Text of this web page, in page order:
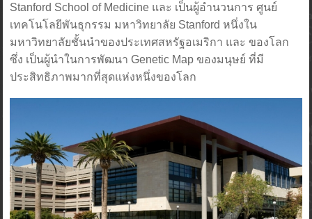
Stanford School of Medicine และ เป็นผู้อำนวนการ ศูนย์
เทคโนโลยีพันธุกรรม มหาวิทยาลัย Stanford หนึ่งใน
มหาวิทยาลัยชั้นนำของประเทศสหรัฐอเมริกา และ ของโลก
ซึ่ง เป็นผู้นำในการพัฒนา Genetic Map ของมนุษย์ ที่มี
ประสิทธิภาพมากที่สุดแห่งหนึ่งของโลก